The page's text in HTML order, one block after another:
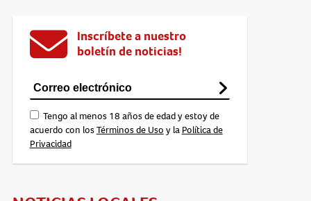
Inscríbete a nuestro
boletín de noticias!
Tengo al menos 18 años de edad y estoy de
acuerdo con losTérminos de Uso y la Política de
Privacidad